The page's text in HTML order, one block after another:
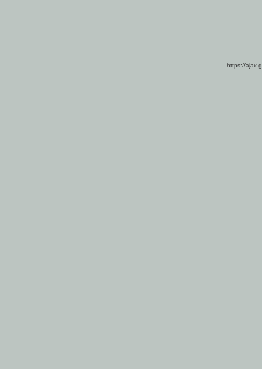
https://